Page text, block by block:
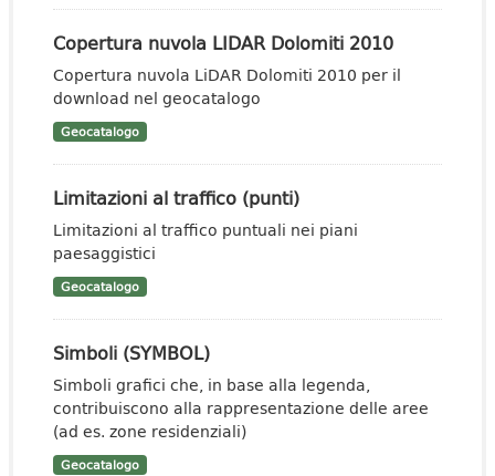
Copertura nuvola LIDAR Dolomiti 2010
Copertura nuvola LiDAR Dolomiti 2010 per il
download nel geocatalogo
Geocatalogo
Limitazioni al traffico (punti)
Limitazioni al traffico puntuali nei piani
paesaggistici
Geocatalogo
Simboli (SYMBOL)
Simboli grafici che, in base alla legenda,
contribuiscono alla rappresentazione delle aree
(ad es. zone residenziali)
Geocatalogo